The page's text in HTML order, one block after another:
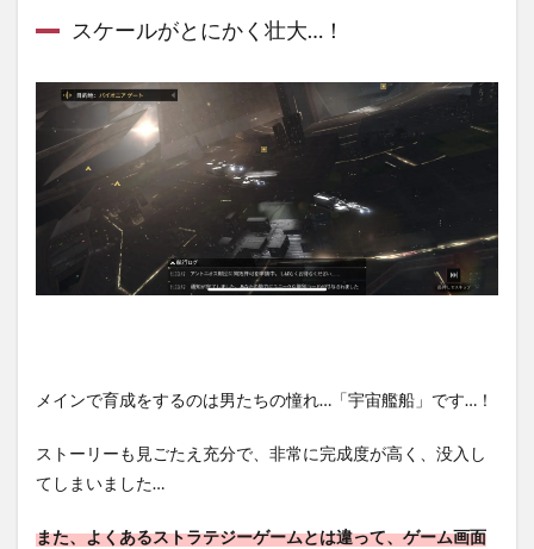
2.3
を攻略
してい
きまし
ょ
う！！
3
【Infinite
Lagrange】
のまとめ
スケールがとにかく壮大…！
メインで育成をするのは男たちの憧れ…「宇宙艦船」です…！
ストーリーも見ごたえ充分で、非常に完成度が高く、没入し
てしまいました…
また、よくあるストラテジーゲームとは違って、ゲーム画面